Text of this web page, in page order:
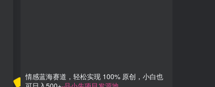
可日入500+-品小先项目发源地